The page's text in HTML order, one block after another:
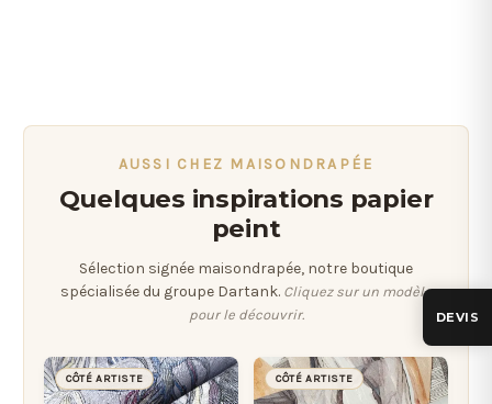
AUSSI CHEZ MAISONDRAPÉE
Quelques inspirations papier
peint
Sélection signée maisondrapée, notre boutique
spécialisée du groupe Dartank. Cliquez sur un modèle
pour le découvrir.
CÔTÉ ARTISTE CÔTÉ ARTISTE
DEVIS